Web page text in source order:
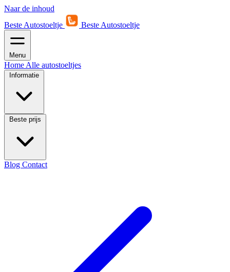
Naar de inhoud
Beste Autostoeltje
Beste Autostoeltje
Menu
Home Alle autostoeltjes
Informatie
Beste prijs
Blog Contact